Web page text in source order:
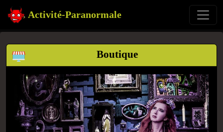
Activité-Paranormale
Boutique